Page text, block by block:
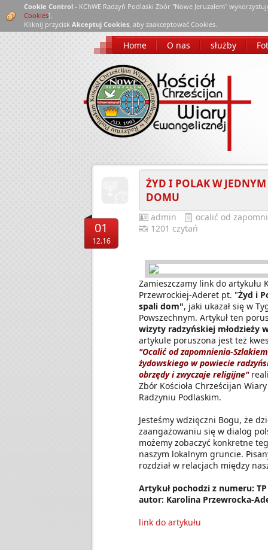
Home O nas służby
Cookie Control - KChWE Radzyń Podlaski Zbór "Nowe Jeruzalem"
Cookies].
Kliknij przycisk Akceptuj Cookies, aby zaakceptować Cookies.
ŻYD I POLAK W
DOMU
01
12.16
admin
ocalić od
1201 czytań
Zamieszczamy link do artykułu
Przewrockiej-Aderet pt. "Żyd i
spali dom", jaki ukazał się w
Powszechnym. Artykuł ten
wizyty radzyńskiej młodzieży
artykule poruszona jest też
"Ocalić od zapomnienia-
żydowskiego w powiecie
obrzędy i zwyczaje religijne"
Zbór Kościoła Chrześcijan
Radzyniu Podlaskim.
Jesteśmy wdzięczni Bogu, że
zaangażowaniu się w dialog
możemy zobaczyć konkretne
naszym lokalnym gruncie.
rozdział w relacjach między
Artykuł pochodzi z numeru:
autor: Karolina Przewrocka-
link do artykułu